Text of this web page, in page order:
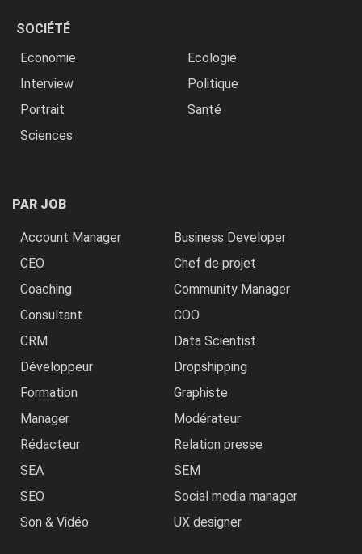
SOCIÉTÉ
Economie
Ecologie
Interview
Politique
Portrait
Santé
Sciences
PAR JOB
Account Manager
Business Developer
CEO
Chef de projet
Coaching
Community Manager
Consultant
COO
CRM
Data Scientist
Développeur
Dropshipping
Formation
Graphiste
Manager
Modérateur
Rédacteur
Relation presse
SEA
SEM
SEO
Social media manager
Son & Vidéo
UX designer